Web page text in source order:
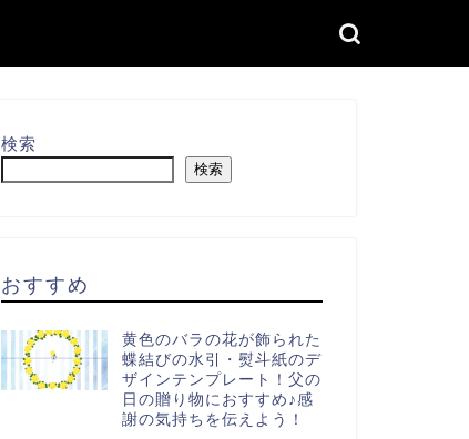
検索
検索
おすすめ
黄色のバラの花が飾られた
蝶結びの水引・熨斗紙のデ
ザインテンプレート！父の
日の贈り物におすすめ♪感
謝の気持ちを伝えよう！